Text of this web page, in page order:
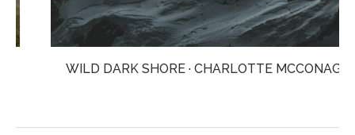
WILD DARK SHORE · CHARLOTTE MCCONAGHY